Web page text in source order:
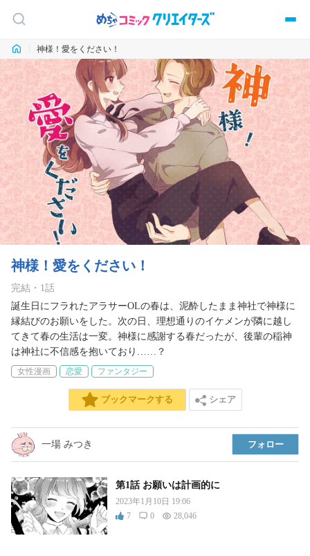
神様！愛をください！
神様！愛をください！
完結 ・ 1 話
誕生日にフラれたアラサーOLの春は、泥酔したまま神社で神様に
縁結びのお願いをした。次の日、理想通りのイケメンが隣に越し
てきて春の生活は一変。神様に感謝する春だったが、後輩の稲神
は神社に不信感を抱いており……？
女性漫画 恋愛 ファンタジー
ブックマークする シェア
一場 みつき フォロー
第1話 お願いは計画的に
2023年1月10日 19:06
7
0 28,046